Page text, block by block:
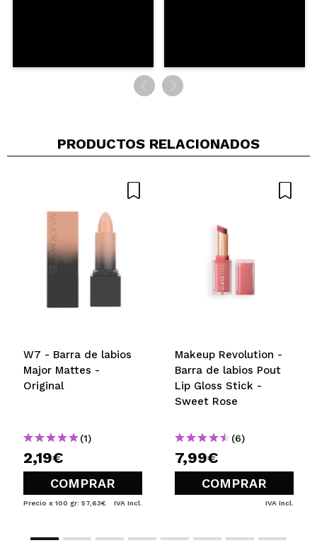
PRODUCTOS RELACIONADOS
W7 - Barra de labios
Major Mattes -
Original
(1)
2,19€
COMPRAR
Precio x 100 gr: 57,63€ IVA Incl.
Makeup Revolution -
Barra de labios Pout
Lip Gloss Stick -
Sweet Rose
(6)
7,99€
COMPRAR
IVA Incl.